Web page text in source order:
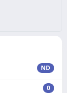
ND
0